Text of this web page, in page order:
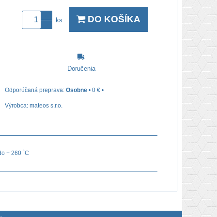
ks DO KOŠÍKA
Doručenia
Osobne • 0 € •
Výrobca: mateos s.r.o.
+ 260 ˚C